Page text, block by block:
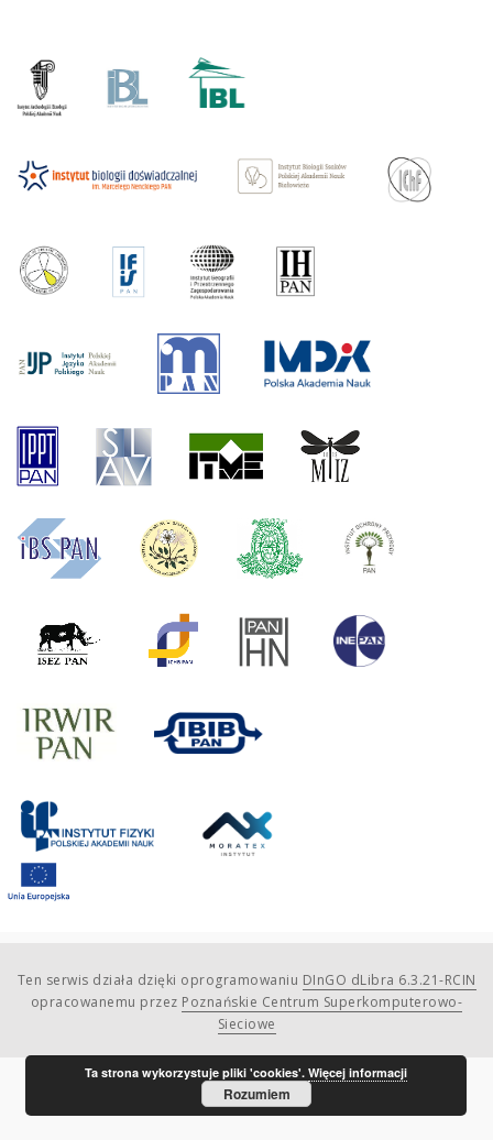
Ten serwis działa dzięki oprogramowaniu DInGO dLibra 6.3.21-RCIN
opracowanemu przez Poznańskie Centrum Superkomputerowo-
Sieciowe
Ta strona wykorzystuje pliki 'cookies'. Więcej informacji
Rozumiem